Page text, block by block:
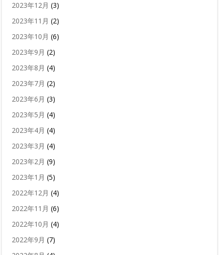
2023年12月 (3)
2023年11月 (2)
2023年10月 (6)
2023年9月 (2)
2023年8月 (4)
2023年7月 (2)
2023年6月 (3)
2023年5月 (4)
2023年4月 (4)
2023年3月 (4)
2023年2月 (9)
2023年1月 (5)
2022年12月 (4)
2022年11月 (6)
2022年10月 (4)
2022年9月 (7)